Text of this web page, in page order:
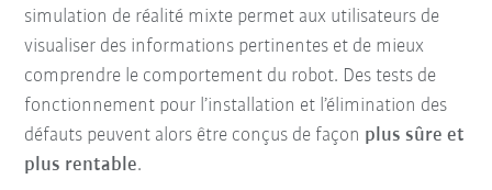
simulation de réalité mixte permet aux utilisateurs de
visualiser des informations pertinentes et de mieux
comprendre le comportement du robot. Des tests de
fonctionnement pour l’installation et l’élimination des
défauts peuvent alors être conçus de façon plus sûre et
plus rentable.